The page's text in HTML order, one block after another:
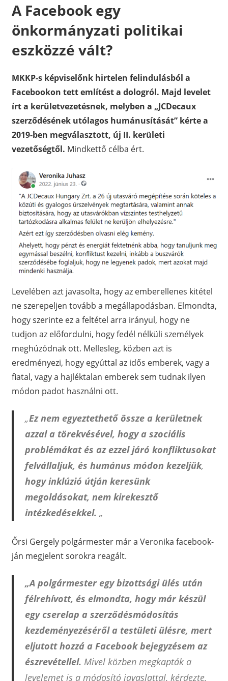
A Facebook egy
önkormányzati politikai
eszközzé vált?
MKKP-s képviselőnk hirtelen felindulásból a
Facebookon tett említést a dologról. Majd levelet
írt a kerületvezetésnek, melyben a „JCDecaux
szerződésének utólagos humánusítását” kérte a
2019-ben megválasztott, új II. kerületi
vezetőségtől. Mindkettő célba ért.
Levelében azt javasolta, hogy az emberellenes kitétel
ne szerepeljen tovább a megállapodásban. Elmondta,
hogy szerinte ez a feltétel arra irányul, hogy ne
tudjon az előfordulni, hogy fedél nélküli személyek
meghúzódnak ott. Mellesleg, közben azt is
eredményezi, hogy egyúttal az idős emberek, vagy a
fiatal, vagy a hajléktalan emberek sem tudnak ilyen
módon padot használni ott.
„Ez nem egyeztethető össze a kerületnek
azzal a törekvésével, hogy a szociális
problémákat és az ezzel járó konfliktusokat
felvállaljuk, és humánus módon kezeljük,
hogy inklúzió útján keresünk
megoldásokat, nem kirekesztő
intézkedésekkel. „
Őrsi Gergely polgármester már a Veronika facebook-
ján megjelent sorokra reagált.
„A polgármester egy bizottsági ülés után
félrehívott, és elmondta, hogy már készül
egy cserelap a szerződésmódosítás
kezdeményezéséről a testületi ülésre, mert
eljutott hozzá a Facebook bejegyzésem az
észrevétellel. Mivel közben megkapták a
levelemet is a módosító javaslattal, kérdezte,